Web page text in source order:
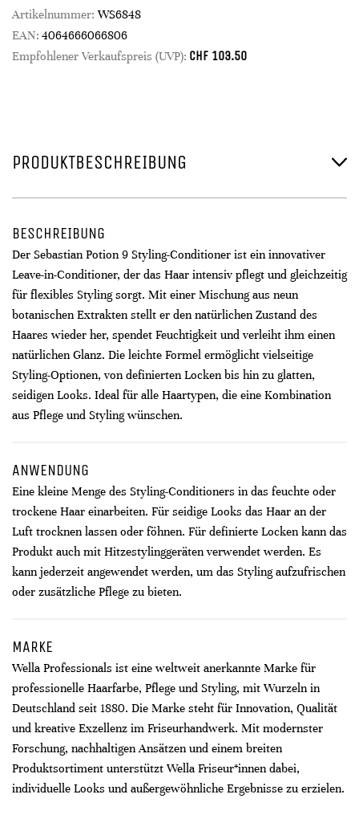
Artikelnummer: WS6848
EAN: 4064666066806
Empfohlener Verkaufspreis (UVP): CHF 103.50
PRODUKTBESCHREIBUNG
BESCHREIBUNG
Der Sebastian Potion 9 Styling-Conditioner ist ein innovativer
Leave-in-Conditioner, der das Haar intensiv pflegt und gleichzeitig
für flexibles Styling sorgt. Mit einer Mischung aus neun
botanischen Extrakten stellt er den natürlichen Zustand des
Haares wieder her, spendet Feuchtigkeit und verleiht ihm einen
natürlichen Glanz. Die leichte Formel ermöglicht vielseitige
Styling-Optionen, von definierten Locken bis hin zu glatten,
seidigen Looks. Ideal für alle Haartypen, die eine Kombination
aus Pflege und Styling wünschen.
ANWENDUNG
Eine kleine Menge des Styling-Conditioners in das feuchte oder
trockene Haar einarbeiten. Für seidige Looks das Haar an der
Luft trocknen lassen oder föhnen. Für definierte Locken kann das
Produkt auch mit Hitzestylinggeräten verwendet werden. Es
kann jederzeit angewendet werden, um das Styling aufzufrischen
oder zusätzliche Pflege zu bieten.
MARKE
Wella Professionals ist eine weltweit anerkannte Marke für
professionelle Haarfarbe, Pflege und Styling, mit Wurzeln in
Deutschland seit 1880. Die Marke steht für Innovation, Qualität
und kreative Exzellenz im Friseurhandwerk. Mit modernster
Forschung, nachhaltigen Ansätzen und einem breiten
Produktsortiment unterstützt Wella Friseur*innen dabei,
individuelle Looks und außergewöhnliche Ergebnisse zu erzielen.